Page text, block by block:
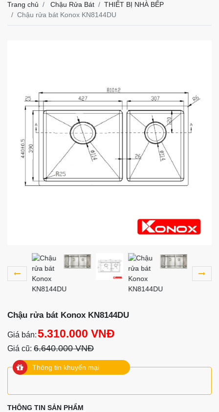
Trang chủ Chậu Rửa Bát
THIẾT BỊ NHÀ BẾP
Chậu rửa bát Konox KN8144DU
Chậu rửa bát Konox KN8144DU
Giá bán:5.310.000 VNĐ
Giá cũ: 6.640.000 VNĐ
Thông tin khuyến mại
THÔNG TIN SẢN PHẨM